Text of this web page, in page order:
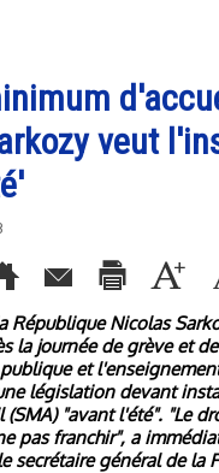
veut
République Nicolas
la journée de grève et
et
législation devant
"avant l'été". "Le
pas franchir", a
secrétaire général de la